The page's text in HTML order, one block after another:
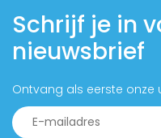
Schrijf je in
nieuwsbrief
Ontvang als eerste